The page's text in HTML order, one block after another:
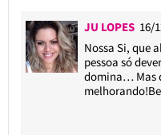
JU LOPES 16/
Nossa Si, que
pessoa só
domina… Mas